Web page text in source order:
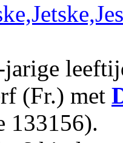
(Fr.) met
133156).